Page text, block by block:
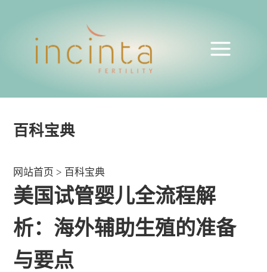
百科宝典
网站首页 > 百科宝典
美国试管婴儿全流程解
析：海外辅助生殖的准备
与要点